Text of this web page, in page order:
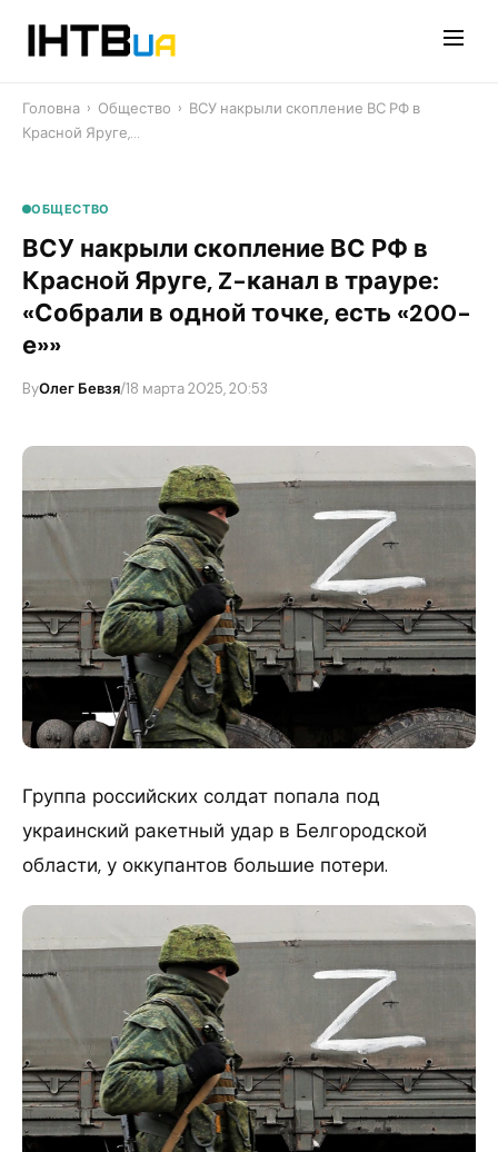
Головна › Общество › ​ВСУ накрыли скопление ВС РФ в
Красной Яруге,…
ОБЩЕСТВО
​ВСУ накрыли скопление ВС РФ в
Красной Яруге, Z-канал в трауре:
«Собрали в одной точке, есть «200-
е»»
ByОлег Бевзя/18 марта 2025, 20:53
Группа российских солдат попала под
украинский ракетный удар в Белгородской
области, у оккупантов большие потери.